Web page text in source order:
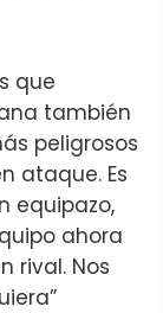
que
también
peligrosos
ataque. Es
equipazo,
ahora
rival. Nos